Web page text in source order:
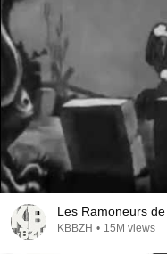
Les Ramoneurs
KBBZH • 15M views